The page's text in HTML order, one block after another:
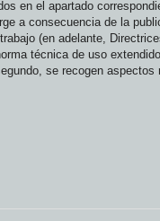
en el apartado
a consecuencia de la
(en adelante,
técnica de uso
se recogen